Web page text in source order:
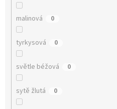
malinová 0
tyrkysová 0
světle béžová 0
sytě žlutá 0